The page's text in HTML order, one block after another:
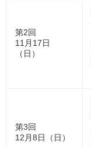
第2回
11月17日
（日）
第3回
12月8日（日）